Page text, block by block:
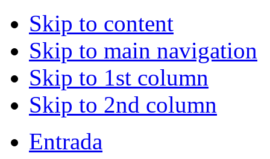
Skip to content
Skip to main navigation
Skip to 1st column
Skip to 2nd column
Entrada